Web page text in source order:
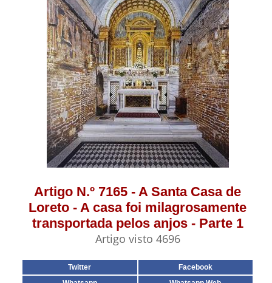
Artigo N.º 7165 - A Santa Casa de
Loreto - A casa foi milagrosamente
transportada pelos anjos - Parte 1
Artigo visto 4696
Twitter
Facebook